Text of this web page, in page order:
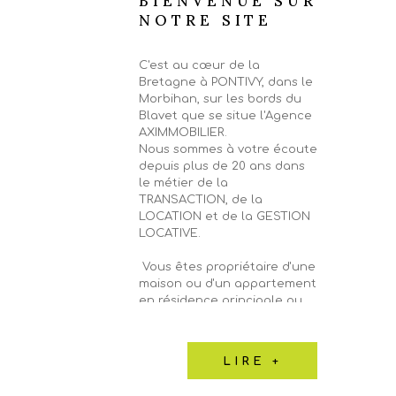
NOTRE SITE
C'est au cœur de la
Bretagne à PONTIVY, dans le
Morbihan, sur les bords du
Blavet que se situe l'Agence
AXIMMOBILIER.
Nous sommes à votre écoute
depuis plus de 20 ans dans
le métier de la
TRANSACTION, de la
LOCATION et de la GESTION
LOCATIVE.
Vous êtes propriétaire d'une
maison ou d'un appartement
en résidence principale ou
sur PONTIVY et sa région et
LIRE +